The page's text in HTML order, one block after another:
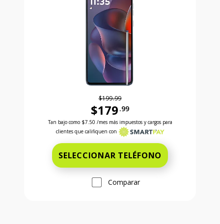
$199.99
$179 .99
Antes el precio era 199 dollars and 99 cents
Tan bajo como $7.50 /mes más impuestos y cargos para
clientes que califiquen con
SELECCIONAR TELÉFONO
Comparar